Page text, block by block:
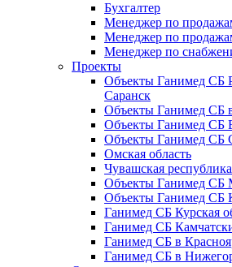
Бухгалтер
Менеджер по
Менеджер по
Менеджер по
Проекты
Объекты Ганимед СБ
Саранск
Объекты Ганимед СБ
Объекты Ганимед СБ
Объекты Ганимед СБ
Омская область
Чувашская республика
Объекты Ганимед СБ
Объекты Ганимед СБ
Ганимед СБ Курская
Ганимед СБ
Ганимед СБ в
Ганимед СБ в